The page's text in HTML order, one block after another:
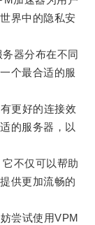
界中的隐私安
器分布在不同
个最合适的服
更好的连接效
的服务器，以
不仅可以帮助
供更加流畅的
尝试使用VPM